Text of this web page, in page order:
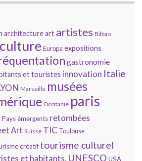
architectureart artistes Bilbao
culture Europeexpositions
gastronomie
et touristes innovation Italie
Marseille musées
Occitanie paris
Pays émergents retombées
Art Suisse TIC Toulouse
créatif tourisme culturel
et habitants. UNESCO USA